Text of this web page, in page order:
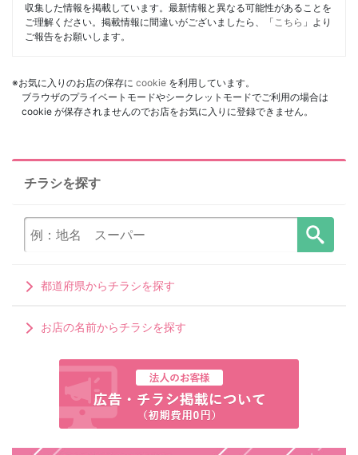
収集した情報を掲載しています。最新情報と異なる可能性があることを
ご理解ください。掲載情報に間違いがございましたら、「 こちら 」より
ご報告をお願いします。
※お気に入りのお店の保存に cookie を利用しています。
ブラウザのプライベートモードやシークレットモードでご利用の場合は
cookie が保存されませんのでお店をお気に入りに登録できません。
チラシを探す
都道府県からチラシを探す
お店の名前からチラシを探す